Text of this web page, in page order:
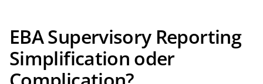
EBA Supervisory Reporting
Simplification oder